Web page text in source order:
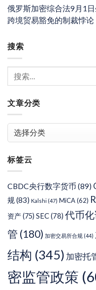
俄罗斯加密综合法9月1
跨境贸易豁免的制裁悖论
搜索
文章分类
类
标签云
CBDC央行数字货币 (89)
规(83) Kalshi (47) MiCA(62)
资产(75) SEC(78) 代币
管 (180) 加密交易所合规 (44)
结构 (345) 加密托
密监管政策